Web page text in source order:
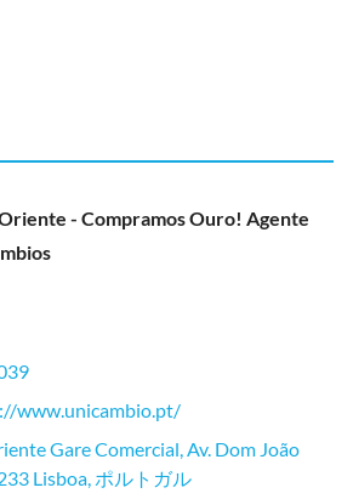
- Compramos Ouro! Agente
www.unicambio.pt/
Gare Comercial, Av. Dom João
Lisboa, ポルトガル